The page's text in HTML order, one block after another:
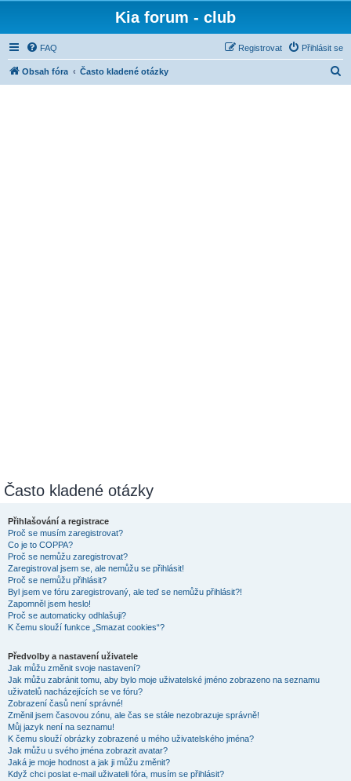
Kia forum - club
FAQ Přihlásit se
Registrovat
Obsah fóra Často kladené otázky
Často kladené otázky
Přihlašování a registrace
Proč se musím zaregistrovat?
Co je to COPPA?
Proč se nemůžu zaregistrovat?
Zaregistroval jsem se, ale nemůžu se přihlásit!
Proč se nemůžu přihlásit?
Byl jsem ve fóru zaregistrovaný, ale teď se nemůžu přihlásit?!
Zapomněl jsem heslo!
Proč se automaticky odhlašuji?
K čemu slouží funkce „Smazat cookies“?
Předvolby a nastavení uživatele
Jak můžu změnit svoje nastavení?
Jak můžu zabránit tomu, aby bylo moje uživatelské jméno zobrazeno na seznamu
uživatelů nacházejících se ve fóru?
Zobrazení časů není správné!
Změnil jsem časovou zónu, ale čas se stále nezobrazuje správně!
Můj jazyk není na seznamu!
K čemu slouží obrázky zobrazené u mého uživatelského jména?
Jak můžu u svého jména zobrazit avatar?
Jaká je moje hodnost a jak ji můžu změnit?
Když chci poslat e-mail uživateli fóra, musím se přihlásit?